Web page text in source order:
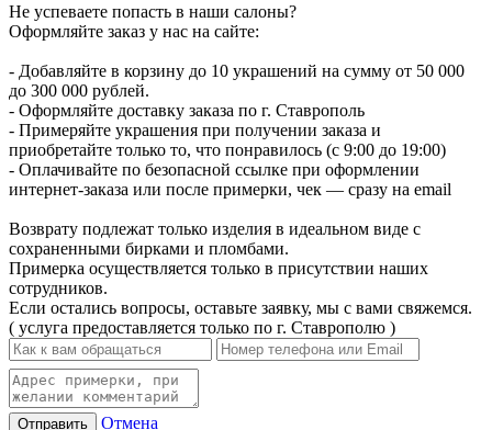
Не успеваете попасть в наши салоны?
Оформляйте заказ у нас на сайте:
- Добавляйте в корзину до 10 украшений на сумму от 50 000
до 300 000 рублей.
- Оформляйте доставку заказа по г. Ставрополь
- Примеряйте украшения при получении заказа и
приобретайте только то, что понравилось (с 9:00 до 19:00)
- Оплачивайте по безопасной ссылке при оформлении
интернет-заказа или после примерки, чек — сразу на email
Возврату подлежат только изделия в идеальном виде с
сохраненными бирками и пломбами.
Примерка осуществляется только в присутствии наших
сотрудников.
Если остались вопросы, оставьте заявку, мы с вами свяжемся.
( услуга предоставляется только по г. Ставрополю )
Отправить Отмена